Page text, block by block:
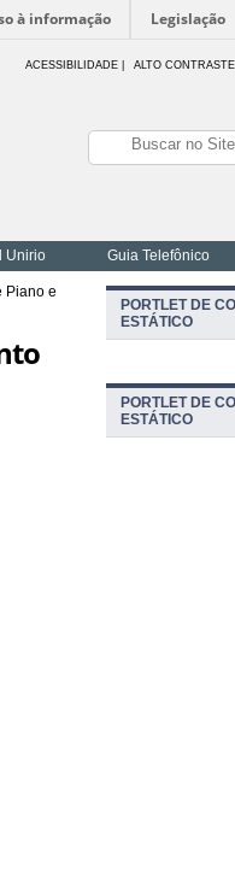
à informação Legislação
ACESSIBILIDADE ALTO CONTRASTE
Unirio Guia Telefônico
Piano e
PORTLET DE
ESTÁTICO
PORTLET DE
ESTÁTICO